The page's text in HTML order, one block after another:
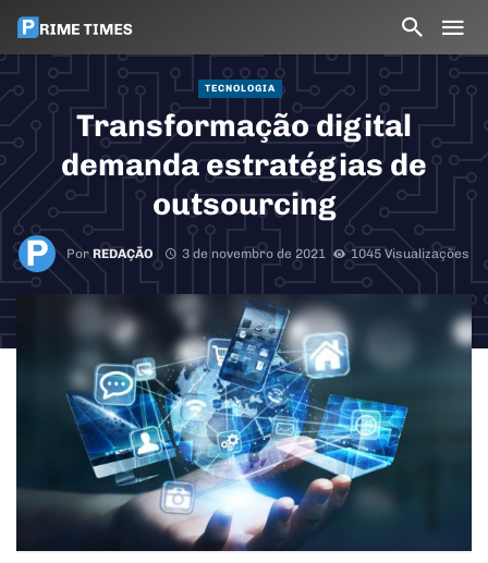
TECNOLOGIA
Transformação digital
demanda estratégias de
outsourcing
PorREDAÇÃO 3 de novembro de 2021 1045 Visualizações